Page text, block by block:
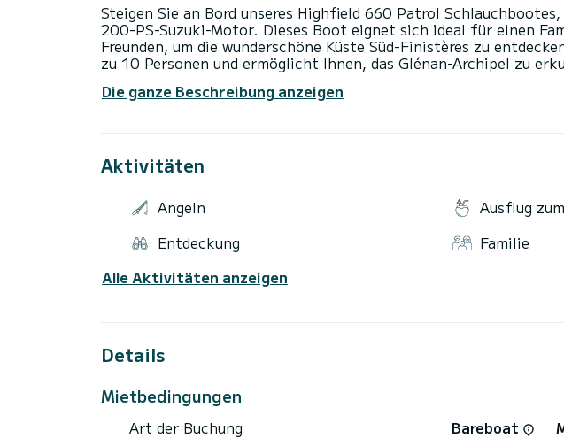
Steigen Sie an Bord unseres Highfield 660 Patrol
200-PS-Suzuki-Motor. Dieses Boot eignet sich ideal für einen
Freunden, um die wunderschöne Küste Süd-Finistères zu
zu 10 Personen und ermöglicht Ihnen, das Glénan-Archipel zu
zahlreiche Stauräume. Unser Highfield 660 ist mit zahlreichen
Boot mit einem Schleppreifen oder einem Wakeboard für Ihre
Die ganze Beschreibung anzeigen
Aktivitäten
Angeln
Ausflug
Entdeckung
Familie
Alle Aktivitäten anzeigen
Details
Mietbedingungen
Art der Buchung Bareboat